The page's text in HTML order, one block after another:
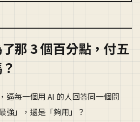
那 3 個百分點，付五
逼每一個用 AI 的人回答同一個問
強」，還是「夠用」？